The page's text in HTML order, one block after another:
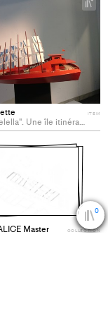
0
île itinérante pour la musique acoustique
ITEM
Add
Master COLLECTION